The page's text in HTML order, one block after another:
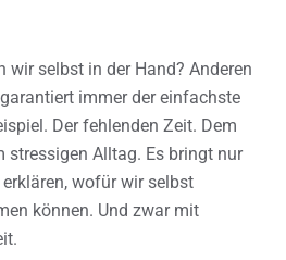
wir selbst in der Hand? Anderen
immer der einfachste
Der fehlenden Zeit. Dem
stressigen Alltag. Es bringt nur
wofür wir selbst
können. Und zwar mit